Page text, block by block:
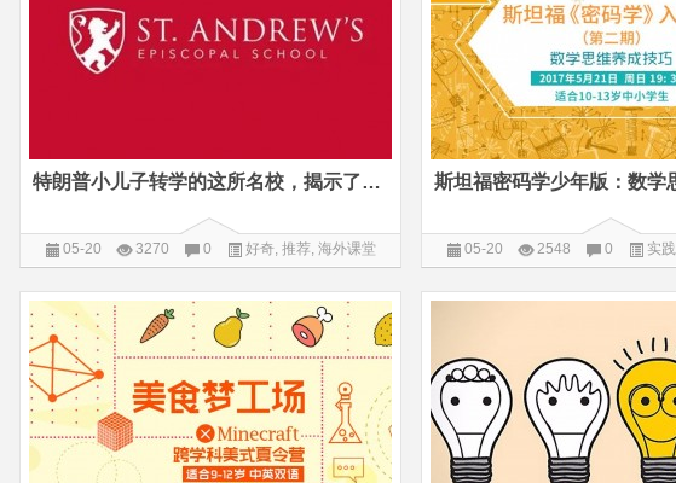
特朗普小儿子转学的这所名校，揭示了孩子未来要具备的两种核心能力
05-20 3270 0 好奇 推荐 海外课堂 05-20 2548 0 实践